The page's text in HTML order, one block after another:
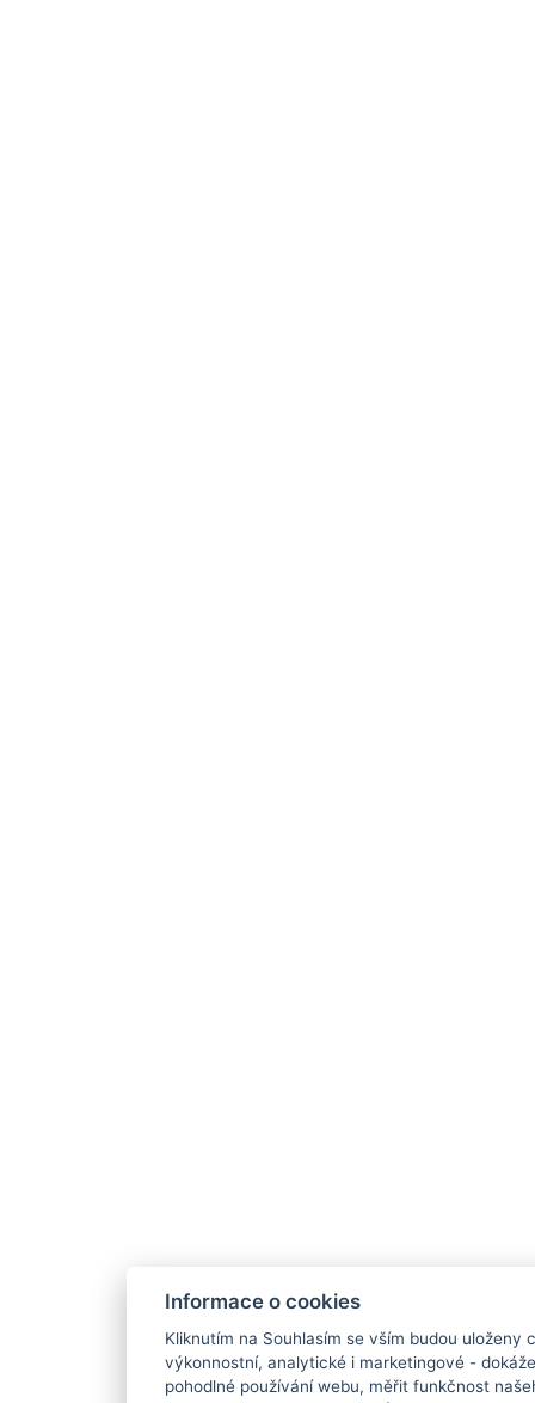
Informace o cookies
Kliknutím na Souhlasím se vším budou uloženy
výkonnostní, analytické i marketingové -
pohodlné používání webu, měřit funkčnost